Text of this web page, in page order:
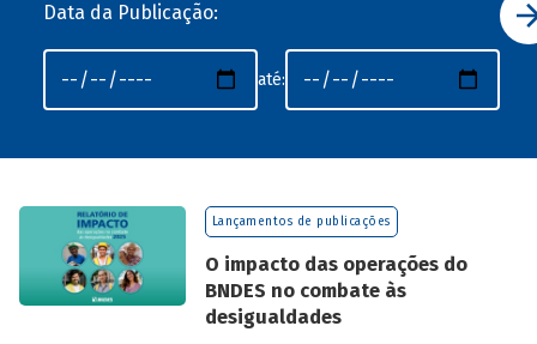
Data da Publicação:
até:
Lançamentos de publicações
O impacto das operações do
BNDES no combate às
desigualdades